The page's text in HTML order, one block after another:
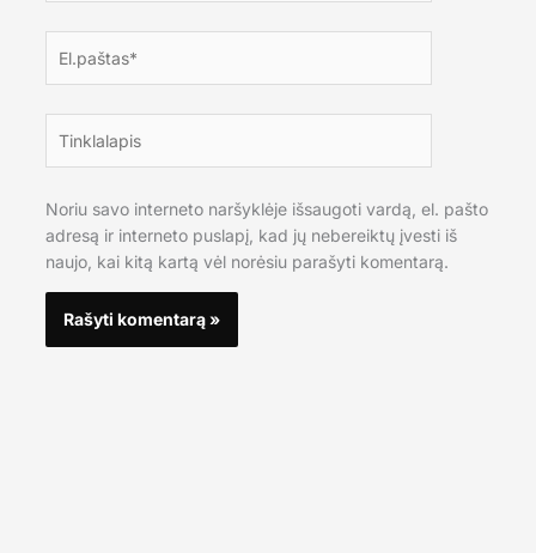
Noriu savo interneto naršyklėje išsaugoti vardą, el. pašto
adresą ir interneto puslapį, kad jų nebereiktų įvesti iš
naujo, kai kitą kartą vėl norėsiu parašyti komentarą.